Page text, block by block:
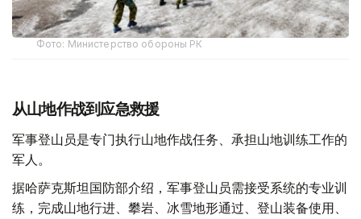
Фото: Министерство обороны РК
从山地作战到应急救援
军事登山员是专门执行山地作战任务、承担山地训练工作的
军人。
据哈萨克斯坦国防部介绍，军事登山员需接受系统的专业训
练，完成山地行进、攀岩、冰雪地形通过、登山装备使用、